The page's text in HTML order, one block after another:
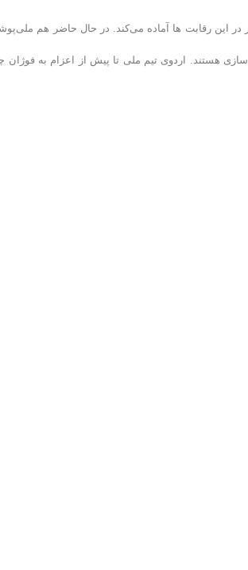
در این رقابت ها آماده می‌کند. در حال حاضر هم
مشغول آماده سازی هستند. اردوی تیم ملی تا پیش از اعزام به فوژان